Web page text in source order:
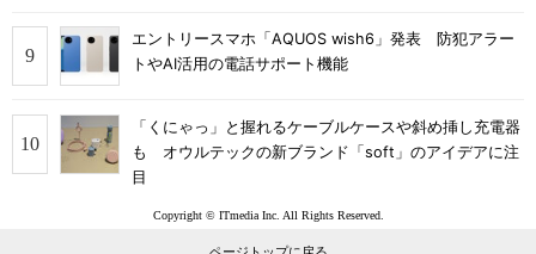
エントリースマホ「AQUOS wish6」発表 防犯アラー
トやAI活用の電話サポート機能
「くにゃっ」と握れるケーブルケースや斜め挿し充電器
も オウルテックの新ブランド「soft」のアイデアに注
目
Copyright © ITmedia Inc. All Rights Reserved.